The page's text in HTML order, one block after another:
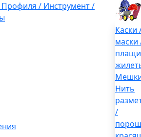
Профиля / Инструмент /
Каски
маски
Нить
/